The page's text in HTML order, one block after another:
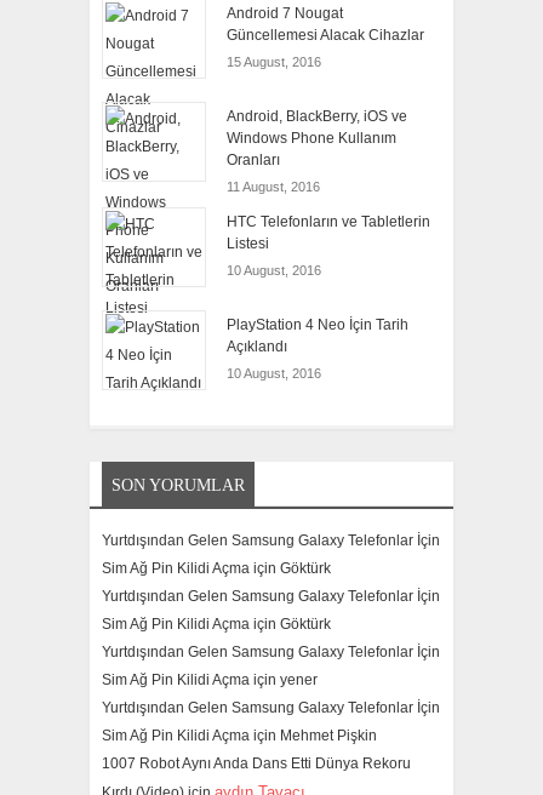
Android 7 Nougat
Güncellemesi Alacak Cihazlar
15 August, 2016
Android, BlackBerry, iOS ve
Windows Phone Kullanım
Oranları
11 August, 2016
HTC Telefonların ve Tabletlerin
Listesi
10 August, 2016
PlayStation 4 Neo İçin Tarih
Açıklandı
10 August, 2016
SON YORUMLAR
Yurtdışından Gelen Samsung Galaxy Telefonlar İçin
Sim Ağ Pin Kilidi Açma için Göktürk
Yurtdışından Gelen Samsung Galaxy Telefonlar İçin
Sim Ağ Pin Kilidi Açma için Göktürk
Yurtdışından Gelen Samsung Galaxy Telefonlar İçin
Sim Ağ Pin Kilidi Açma için yener
Yurtdışından Gelen Samsung Galaxy Telefonlar İçin
Sim Ağ Pin Kilidi Açma için Mehmet Pişkin
1007 Robot Aynı Anda Dans Etti Dünya Rekoru